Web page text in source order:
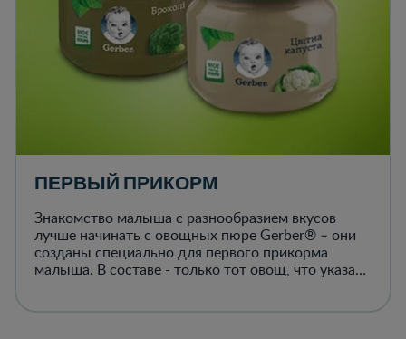
ПЕРВЫЙ ПРИКОРМ
Знакомство малыша с разнообразием вкусов
лучше начинать с овощных пюре Gerber® – они
созданы специально для первого прикорма
малыша. В составе - только тот овощ, что указан